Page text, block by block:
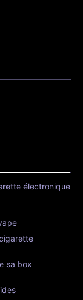
électronique
sa box